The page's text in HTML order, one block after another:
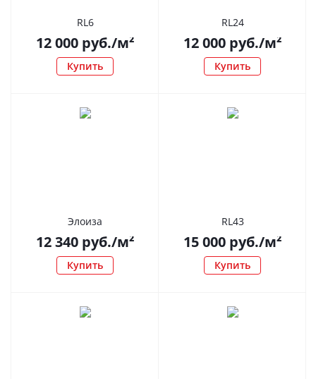
RL6
12 000руб./м²
Купить
RL24
12 000руб./м²
Купить
Элоиза
12 340руб./м²
Купить
RL43
15 000руб./м²
Купить